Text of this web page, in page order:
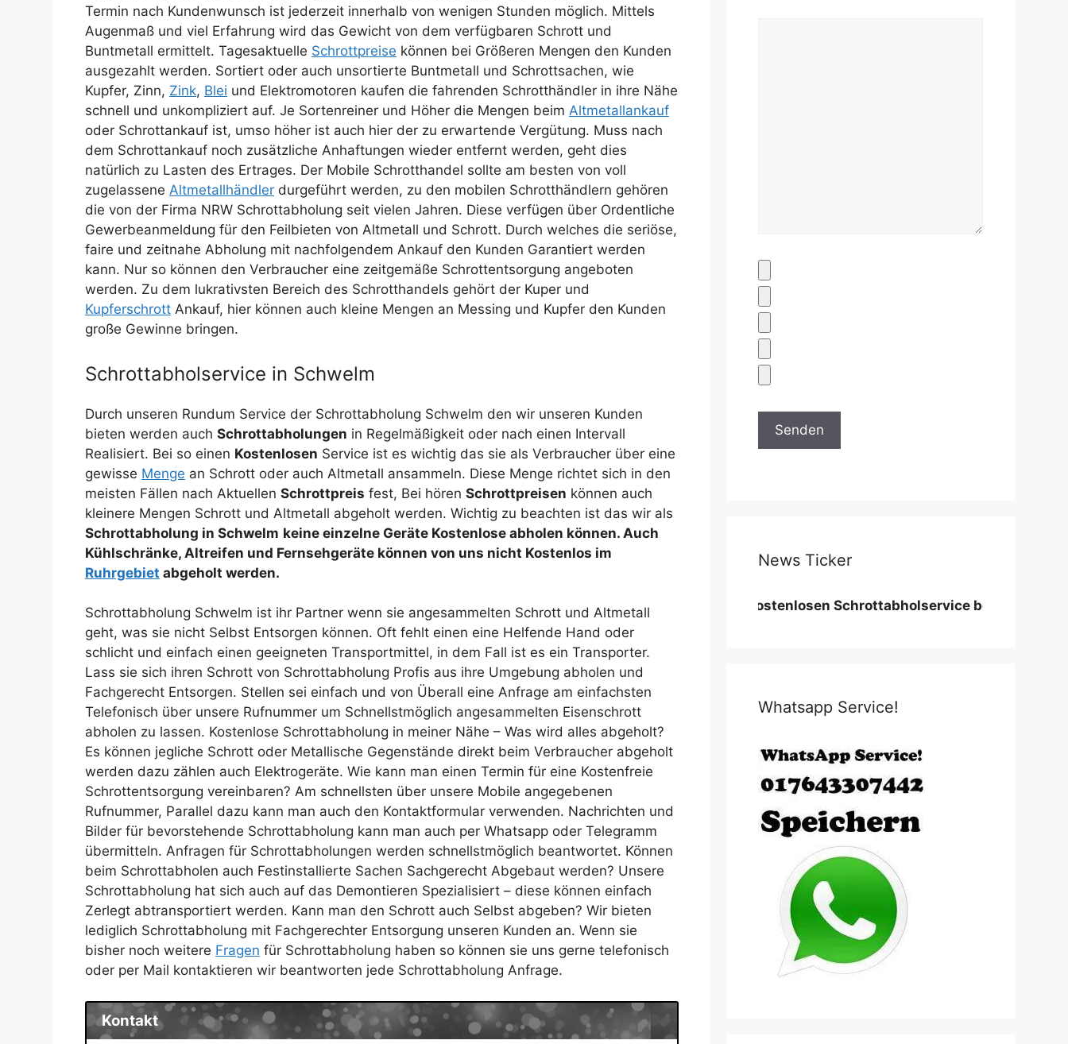
Termin nach Kundenwunsch ist jederzeit innerhalb von wenigen Stunden möglich. Mittels
Augenmaß und viel Erfahrung wird das Gewicht von dem verfügbaren Schrott und
Buntmetall ermittelt. Tagesaktuelle Schrottpreise können bei Größeren Mengen den Kunden
ausgezahlt werden. Sortiert oder auch unsortierte Buntmetall und Schrottsachen, wie
Kupfer, Zinn, Zink, Blei und Elektromotoren kaufen die fahrenden Schrotthändler in ihre Nähe
schnell und unkompliziert auf. Je Sortenreiner und Höher die Mengen beim Altmetallankauf
oder Schrottankauf ist, umso höher ist auch hier der zu erwartende Vergütung. Muss nach
dem Schrottankauf noch zusätzliche Anhaftungen wieder entfernt werden, geht dies
natürlich zu Lasten des Ertrages. Der Mobile Schrotthandel sollte am besten von voll
zugelassene Altmetallhändler durgeführt werden, zu den mobilen Schrotthändlern gehören
die von der Firma NRW Schrottabholung seit vielen Jahren. Diese verfügen über Ordentliche
Gewerbeanmeldung für den Feilbieten von Altmetall und Schrott. Durch welches die seriöse,
faire und zeitnahe Abholung mit nachfolgendem Ankauf den Kunden Garantiert werden
kann. Nur so können den Verbraucher eine zeitgemäße Schrottentsorgung angeboten
werden. Zu dem lukrativsten Bereich des Schrotthandels gehört der Kuper und
Kupferschrott Ankauf, hier können auch kleine Mengen an Messing und Kupfer den Kunden
große Gewinne bringen.
Schrottabholservice in Schwelm
Durch unseren Rundum Service der Schrottabholung Schwelm den wir unseren Kunden
bieten werden auch Schrottabholungen in Regelmäßigkeit oder nach einen Intervall
Realisiert. Bei so einen Kostenlosen Service ist es wichtig das sie als Verbraucher über eine
gewisse Menge an Schrott oder auch Altmetall ansammeln. Diese Menge richtet sich in den
meisten Fällen nach Aktuellen Schrottpreis fest, Bei hören Schrottpreisen können auch
kleinere Mengen Schrott und Altmetall abgeholt werden. Wichtig zu beachten ist das wir als
Schrottabholung in Schwelm keine einzelne Geräte Kostenlose abholen können. Auch
Kühlschränke, Altreifen und Fernsehgeräte können von uns nicht Kostenlos im
Ruhrgebiet abgeholt werden.
Schrottabholung Schwelm ist ihr Partner wenn sie angesammelten Schrott und Altmetall
geht, was sie nicht Selbst Entsorgen können. Oft fehlt einen eine Helfende Hand oder
schlicht und einfach einen geeigneten Transportmittel, in dem Fall ist es ein Transporter.
Lass sie sich ihren Schrott von Schrottabholung Profis aus ihre Umgebung abholen und
Fachgerecht Entsorgen. Stellen sei einfach und von Überall eine Anfrage am einfachsten
Telefonisch über unsere Rufnummer um Schnellstmöglich angesammelten Eisenschrott
abholen zu lassen. Kostenlose Schrottabholung in meiner Nähe – Was wird alles abgeholt?
Es können jegliche Schrott oder Metallische Gegenstände direkt beim Verbraucher abgeholt
werden dazu zählen auch Elektrogeräte. Wie kann man einen Termin für eine Kostenfreie
Schrottentsorgung vereinbaren? Am schnellsten über unsere Mobile angegebenen
Rufnummer, Parallel dazu kann man auch den Kontaktformular verwenden. Nachrichten und
Bilder für bevorstehende Schrottabholung kann man auch per Whatsapp oder Telegramm
übermitteln. Anfragen für Schrottabholungen werden schnellstmöglich beantwortet. Können
beim Schrottabholen auch Festinstallierte Sachen Sachgerecht Abgebaut werden? Unsere
Schrottabholung hat sich auch auf das Demontieren Spezialisiert – diese können einfach
Zerlegt abtransportiert werden. Kann man den Schrott auch Selbst abgeben? Wir bieten
lediglich Schrottabholung mit Fachgerechter Entsorgung unseren Kunden an. Wenn sie
bisher noch weitere Fragen für Schrottabholung haben so können sie uns gerne telefonisch
oder per Mail kontaktieren wir beantworten jede Schrottabholung Anfrage.
Kontakt
News Ticker
Für unseren Kostenlosen Schrottabholservice benötigen wir eine
Whatsapp Service!